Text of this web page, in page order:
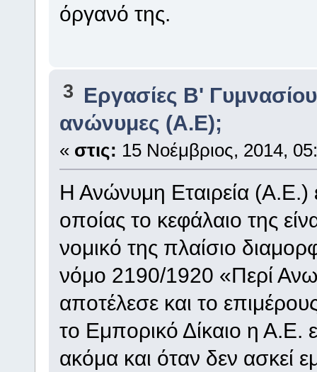
όργανό της.
3 Eργασίες Β' Γυμνασίου
ανώνυμες (Α.Ε);
« στις: 15 Νοέμβριος, 2014,
Η Ανώνυμη Εταιρεία (Α.Ε.)
οποίας το κεφάλαιο της
νομικό της πλαίσιο
νόμο 2190/1920 «Περί
αποτέλεσε και το
το Εμπορικό Δίκαιο η Α.Ε.
ακόμα και όταν δεν ασκεί